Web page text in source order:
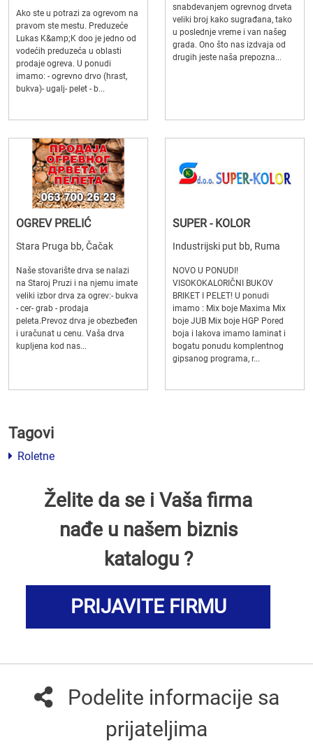
Ako ste u potrazi za ogrevom na
pravom ste mestu. Preduzeće
Lukas K&amp;K doo je jedno od
vodećih preduzeća u oblasti
prodaje ogreva. U ponudi
imamo: - ogrevno drvo (hrast,
bukva)- ugalj- pelet - b...
snabdevanjem ogrevnog drveta
veliki broj kako sugrađana, tako
u poslednje vreme i van našeg
grada. Ono što nas izdvaja od
drugih jeste naša prepozna...
OGREV PRELIĆ
Stara Pruga bb, Čačak
Naše stovarište drva se nalazi
na Staroj Pruzi i na njemu imate
veliki izbor drva za ogrev:- bukva
- cer- grab - prodaja
peleta.Prevoz drva je obezbeđen
i uračunat u cenu. Vaša drva
kupljena kod nas...
SUPER - KOLOR
Industrijski put bb, Ruma
NOVO U PONUDI!
VISOKOKALORIČNI BUKOV
BRIKET I PELET! U ponudi
imamo : Mix boje Maxima Mix
boje JUB Mix boje HGP Pored
boja i lakova imamo laminat i
bogatu ponudu komplentnog
gipsanog programa, r...
Tagovi
Roletne
Želite da se i Vaša firma
nađe u našem biznis
katalogu ?
PRIJAVITE FIRMU
Podelite informacije sa
prijateljima